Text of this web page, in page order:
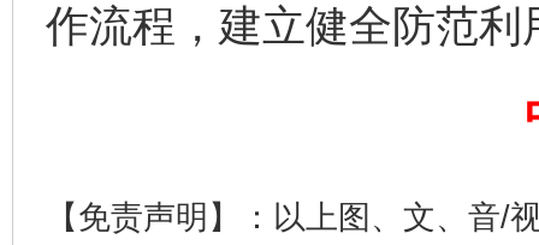
作流程，建立健全防范
【免责声明】：以上图、文、音/
谢